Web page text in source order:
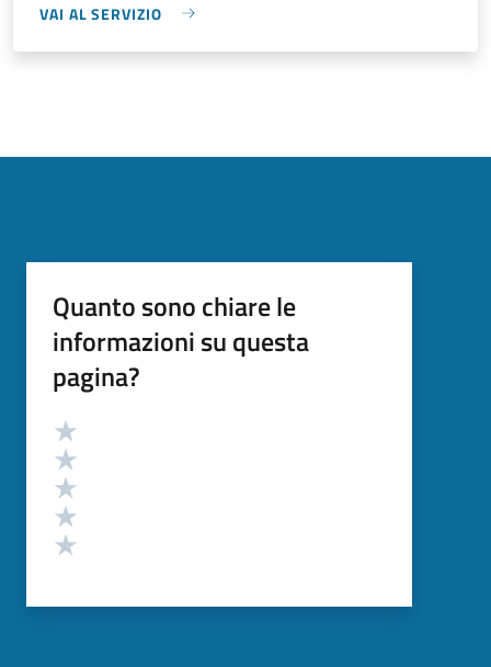
VAI AL SERVIZIO
Quanto sono chiare le
informazioni su questa
pagina?
Valutazione